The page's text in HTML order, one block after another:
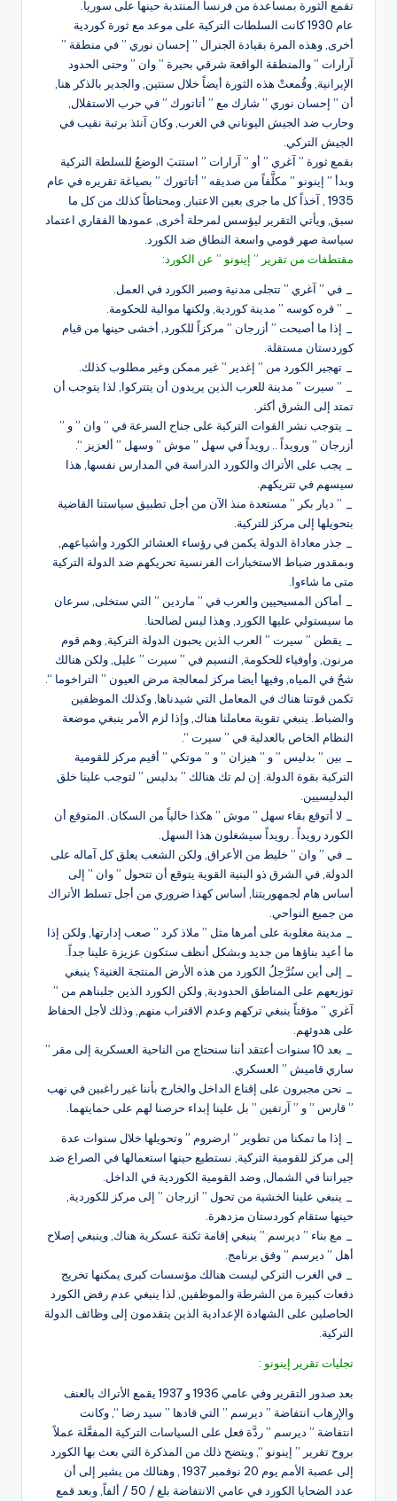
تقمع الثورة بمساعدة من فرنسا المنتدبة حينها على سوريا.
عام 1930 كانت السلطات التركية على موعد مع ثورة كوردية
أخرى, وهذه المرة بقيادة الجنرال ” إحسان نوري ” في منطقة ”
آرارات ” والمنطقة الواقعة شرقي بحيرة ” وان ” وحتى الحدود
الإيرانية, وقُمعتْ هذه الثورة أيضاً خلال سنتين, والجدير بالذكر هنا,
أن ” إحسان نوري ” شارك مع ” أتاتورك ” في حرب الاستقلال,
وحارب ضد الجيش اليوناني في الغرب, وكان آنئذ برتبة نقيب في
الجيش التركي.
بقمع ثورة ” آغري ” أو ” آرارات ” استتبَ الوضعُ للسلطة التركية
وبدأ ” إينونو ” مكلَّفاً من صديقه ” أتاتورك ” بصياغة تقريره في عام
1935 , آخذاً كل ما جرى بعين الاعتبار, ومحتاطاً كذلك من كل ما
سبق, ويأتي التقرير ليؤسس لمرحلة أخرى, عمودها الفقاري اعتماد
سياسة صهر قومي واسعة النطاق ضد الكورد.
مقتطفات من تقرير ” إينونو ” عن الكورد:
_ في ” آغري ” تتجلى مدنية وصبر الكورد في العمل.
_ ” قره كوسه ” مدينة كوردية, ولكنها موالية للحكومة.
_ إذا ما أصبحت ” أزرجان ” مركزاً للكورد, أخشى حينها من قيام
كوردستان مستقلة.
_ تهجير الكورد من ” إغدير ” غير ممكن وغير مطلوب كذلك.
_ ” سيرت ” مدينة للعرب الذين يريدون أن يتتركوا, لذا يتوجب أن
تمتد إلى الشرق أكثر.
_ يتوجب نشر القوات التركية على جناح السرعة في ” وان ” و ”
أزرجان ” ورويداً .. رويداً في سهل ” موش ” وسهل ” ألعزيز “.
_ يجب على الأتراك والكورد الدراسة في المدارس نفسها, هذا
سيسهم في تتريكهم.
_ ” ديار بكر ” مستعدة منذ الآن من أجل تطبيق سياستنا القاضية
بتحويلها إلى مركز للتركية.
_ جذر معاداة الدولة يكمن في رؤساء العشائر الكورد وأشياعهم,
وبمقدور ضباط الاستخبارات الفرنسية تحريكهم ضد الدولة التركية
متى ما شاءوا.
_ أماكن المسيحيين والعرب في ” ماردين ” التي ستخلى, سرعان
ما سيستولي عليها الكورد, وهذا ليس لصالحنا.
_ يقطن ” سيرت ” العرب الذين يحبون الدولة التركية, وهم قوم
مرنون, وأوفياء للحكومة, النسيم في ” سيرت ” عليل, ولكن هنالك
شحٌ في المياه, وفيها أيضا مركز لمعالجة مرض العيون ” التراخوما “.
تكمن قوتنا هناك في المعامل التي شيدناها, وكذلك الموظفين
والضباط. ينبغي تقوية معاملنا هناك, وإذا لزم الأمر ينبغي موضعة
النظام الخاص بالعدلية في ” سيرت “.
_ بين ” بدليس ” و ” هيزان ” و ” موتكي ” أقيم مركز للقومية
التركية بقوة الدولة. إن لم تك هنالك ” بدليس ” لتوجب علينا خلق
البدليسيين.
_ لا أتوقع بقاء سهل ” موش ” هكذا خالياً من السكان. المتوقع أن
الكورد رويداً . رويداً سيشغلون هذا السهل.
_ في ” وان ” خليط من الأعراق, ولكن الشعب يعلق كل آماله على
الدولة, في الشرق ذو البنية القوية يتوقع أن تتحول ” وان ” إلى
أساس هام لجمهوريتنا, أساس كهذا ضروري من أجل تسلط الأتراك
من جميع النواحي.
_ مدينة مغلوبة على أمرها مثل ” ملاذ كرد ” صعب إدارتها, ولكن إذا
ما أعيد بناؤها من جديد وبشكل أنظف ستكون عزيزة علينا جداً.
_ إلى أين سنُرَّحِلُ الكورد من هذه الأرض المنتجة الغنية؟ ينبغي
توزيعهم على المناطق الحدودية, ولكن الكورد الذين جلبناهم من ”
آغري ” مؤقتاً ينبغي تركهم وعدم الاقتراب منهم, وذلك لأجل الحفاظ
على هدوئهم.
_ بعد 10 سنوات أعتقد أننا سنحتاج من الناحية العسكرية إلى مقر ”
ساري قاميش ” العسكري.
_ نحن مجبرون على إقناع الداخل والخارج بأننا غير راغبين في نهب
” قارس ” و ” آرتفين ” بل علينا إبداء حرصنا لهم على حمايتهما.
_ إذا ما تمكنا من تطوير ” ارضروم ” وتحويلها خلال سنوات عدة
إلى مركز للقومية التركية, نستطيع حينها استعمالها في الصراع ضد
جيراننا في الشمال, وضد القومية الكوردية في الداخل.
_ ينبغي علينا الخشية من تحول ” ازرجان ” إلى مركز للكوردية,
حينها ستقام كوردستان مزدهرة.
_ مع بناء ” ديرسم ” ينبغي إقامة ثكنة عسكرية هناك, وينبغي إصلاح
أهل ” ديرسم ” وفق برنامج.
_ في الغرب التركي ليست هنالك مؤسسات كبرى يمكنها تخريج
دفعات كبيرة من الشرطة والموظفين, لذا ينبغي عدم رفض الكورد
الحاصلين على الشهادة الإعدادية الذين يتقدمون إلى وظائف الدولة
التركية.
تجليات تقرير إينونو :
بعد صدور التقرير وفي عامي 1936 و 1937 يقمع الأتراك بالعنف
والإرهاب انتفاضة ” ديرسم ” التي قادها ” سيد رضا “, وكانت
انتفاضة ” ديرسم ” ردَّة فعل على السياسات التركية المفعَّلة عملاً
بروح تقرير ” إينونو “, ويتضح ذلك من المذكرة التي بعث بها الكورد
إلى عصبة الأمم يوم 20 نوفمبر 1937 , وهنالك من يشير إلى أن
عدد الضحايا الكورد في عامي الانتفاضة بلغ / 50 / ألفاً, وبعد قمع